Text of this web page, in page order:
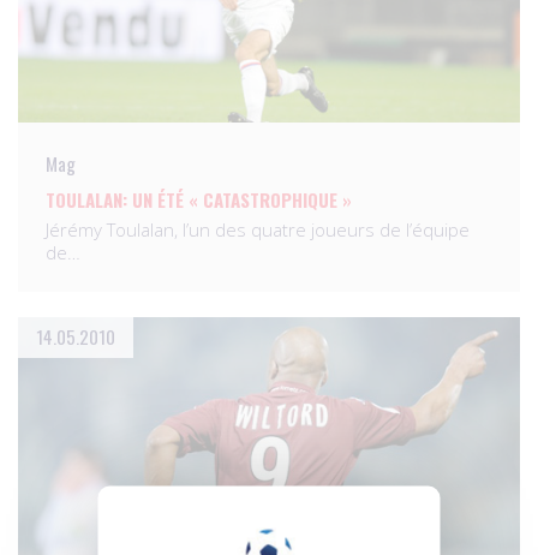
Mag
TOULALAN: UN ÉTÉ « CATASTROPHIQUE »
Jérémy Toulalan, l’un des quatre joueurs de l’équipe
de…
14.05.2010